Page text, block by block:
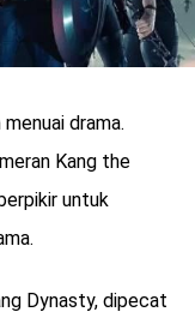
drama.
Kang the
untuk
Dynasty, dipecat